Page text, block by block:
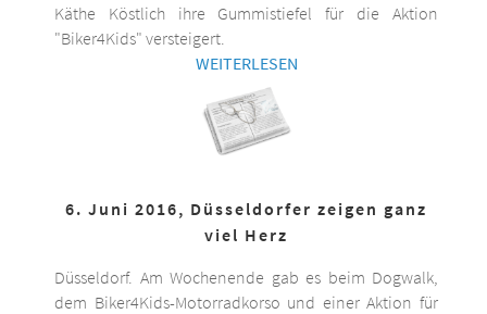
Käthe Köstlich ihre Gummistiefel für die Aktion
"Biker4Kids" versteigert.
WEITERLESEN
6. Juni 2016, Düsseldorfer zeigen ganz
viel Herz
Düsseldorf. Am Wochenende gab es beim Dogwalk,
dem Biker4Kids-Motorradkorso und einer Aktion für